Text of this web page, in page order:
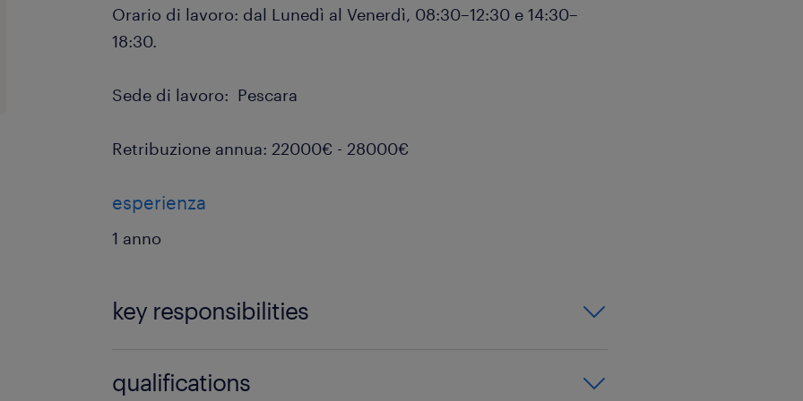
Orario di lavoro: dal Lunedì al Venerdì, 08:30–12:30 e 14:30–
18:30.
Sede di lavoro: Pescara
Retribuzione annua: 22000€ - 28000€
esperienza
1 anno
key responsibilities
qualifications